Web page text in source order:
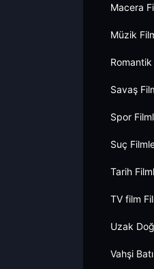
Macera
Müzik
Savaş
Spor
Suç
Tarih
TV film
Uzak
Vahşi